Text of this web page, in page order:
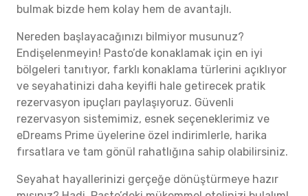
bulmak bizde hem kolay hem de avantajlı.
Nereden başlayacağınızı bilmiyor musunuz?
Endişelenmeyin! Pasto’de konaklamak için en iyi
bölgeleri tanıtıyor, farklı konaklama türlerini açıklıyor
ve seyahatinizi daha keyifli hale getirecek pratik
rezervasyon ipuçları paylaşıyoruz. Güvenli
rezervasyon sistemimiz, esnek seçeneklerimiz ve
eDreams Prime üyelerine özel indirimlerle, harika
fırsatlara ve tam gönül rahatlığına sahip olabilirsiniz.
Seyahat hayallerinizi gerçeğe dönüştürmeye hazır